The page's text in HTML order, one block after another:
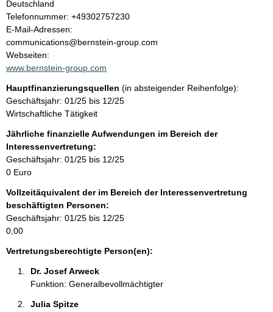
a
l
t
Deutschland
K
o
n
t
a
t
i
n
f
o
r
m
t
i
o
n
e
Telefonnummer: +49302757230
E-Mail-Adressen:
communications@bernstein-group.com
Webseiten:
www.bernstein-group.com
Hauptfinanzierungsquellen (in absteigender Reihenfolge):
Geschäftsjahr: 01/25 bis 12/25
Wirtschaftliche Tätigkeit
Jährliche finanzielle Aufwendungen im Bereich der
Interessenvertretung:
Geschäftsjahr: 01/25 bis 12/25
0 Euro
Vollzeitäquivalent der im Bereich der Interessenvertretung
beschäftigten Personen:
Geschäftsjahr: 01/25 bis 12/25
0,00
Vertretungsberechtigte Person(en):
Dr. Josef Arweck
Funktion: Generalbevollmächtigter
Julia Spitze